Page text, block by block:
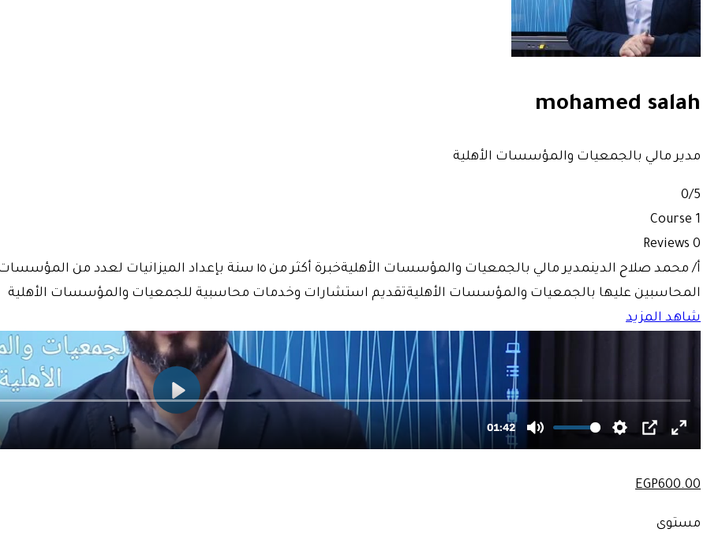
mohamed salah
مدير مالي بالجمعيات والمؤسسات الأهلية
0/5
1 Course
0 Reviews
أ/ محمد صلاح الدينمدير مالي بالجمعيات والمؤسسات الأهليةخبرة أكثر من
المحاسبين عليها بالجمعيات والمؤسسات الأهليةتقديم استشارات وخدمات محاسبية للجمعيات والمؤسسات الأهلية
شاهد المزيد
EGP600.00
مستوى